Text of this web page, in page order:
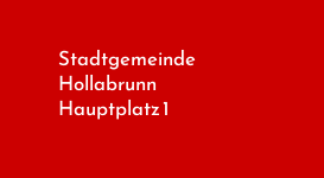
Stadtgemeinde
Hollabrunn
Hauptplatz 1